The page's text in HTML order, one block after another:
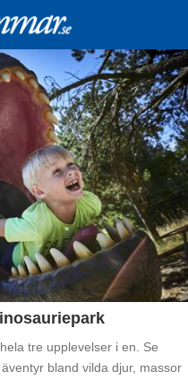
tre upplevelser i en. Se
bland vilda djur, massor